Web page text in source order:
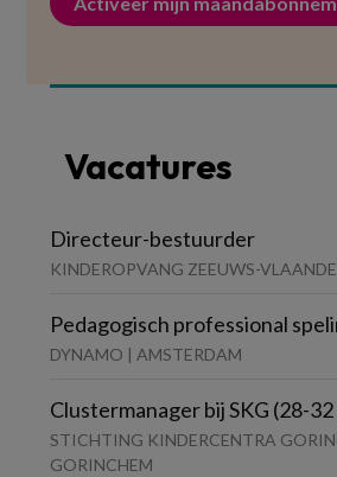
Vacatures
Directeur-bestuurder
KINDEROPVANG ZEEUWS-
Pedagogisch professional
DYNAMO | AMSTERDAM
Clustermanager bij SKG (28-
STICHTING KINDERCENTRA
GORINCHEM